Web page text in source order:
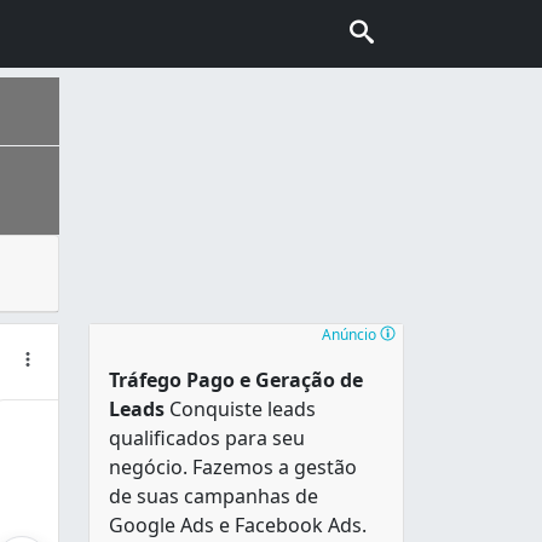
popularmente como " Cidade Verde ",
Anúncio
Tráfego Pago e Geração de
Leads Conquiste leads
qualificados para seu
negócio. Fazemos a gestão
de suas campanhas de
Google Ads e Facebook Ads.